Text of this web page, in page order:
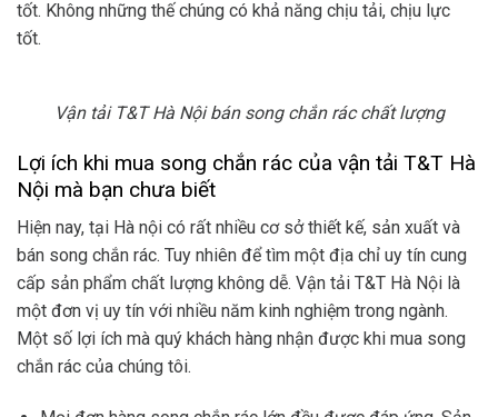
tốt. Không những thế chúng có khả năng chịu tải, chịu lực
tốt.
Vận tải T&T Hà Nội bán song chắn rác chất lượng
Lợi ích khi mua song chắn rác của vận tải T&T Hà
Nội mà bạn chưa biết
Hiện nay, tại Hà nội có rất nhiều cơ sở thiết kế, sản xuất và
bán song chắn rác. Tuy nhiên để tìm một địa chỉ uy tín cung
cấp sản phẩm chất lượng không dễ. Vận tải T&T Hà Nội là
một đơn vị uy tín với nhiều năm kinh nghiệm trong ngành.
Một số lợi ích mà quý khách hàng nhận được khi mua song
chắn rác của chúng tôi.